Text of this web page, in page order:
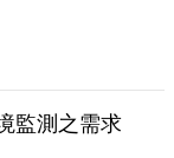
監測之需求